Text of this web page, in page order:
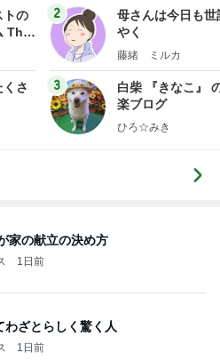
トの
The
bea
さ
2
母さんは今日も世
やく
藤緒 ミルカ
3
白柴 『きなこ』
楽ブログ
ひろ☆みき
家の献立の決め方
1日前
わざとらしく驚く人
1日前